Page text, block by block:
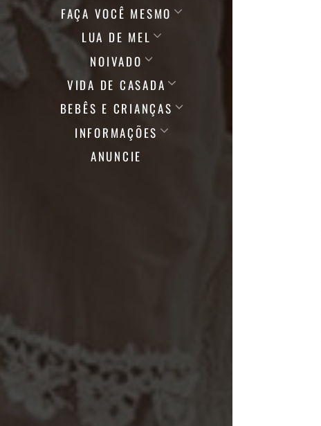
FAÇA VOCÊ MESMO
LUA DE MEL
NOIVADO
VIDA DE CASADA
BEBÊS E CRIANÇAS
INFORMAÇÕES
ANUNCIE